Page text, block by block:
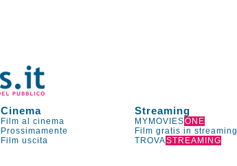
Cinema Streaming
Film al cinema MYMOVIESONE
Prossimamente Film gratis in streaming
Film uscita TROVASTREAMING